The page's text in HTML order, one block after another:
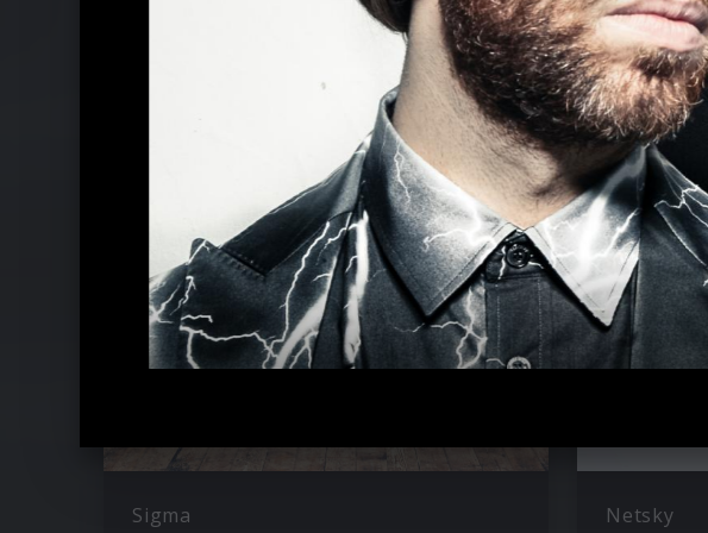
Ähnliche Künstler wie Chase & Status
Sigma Netsky